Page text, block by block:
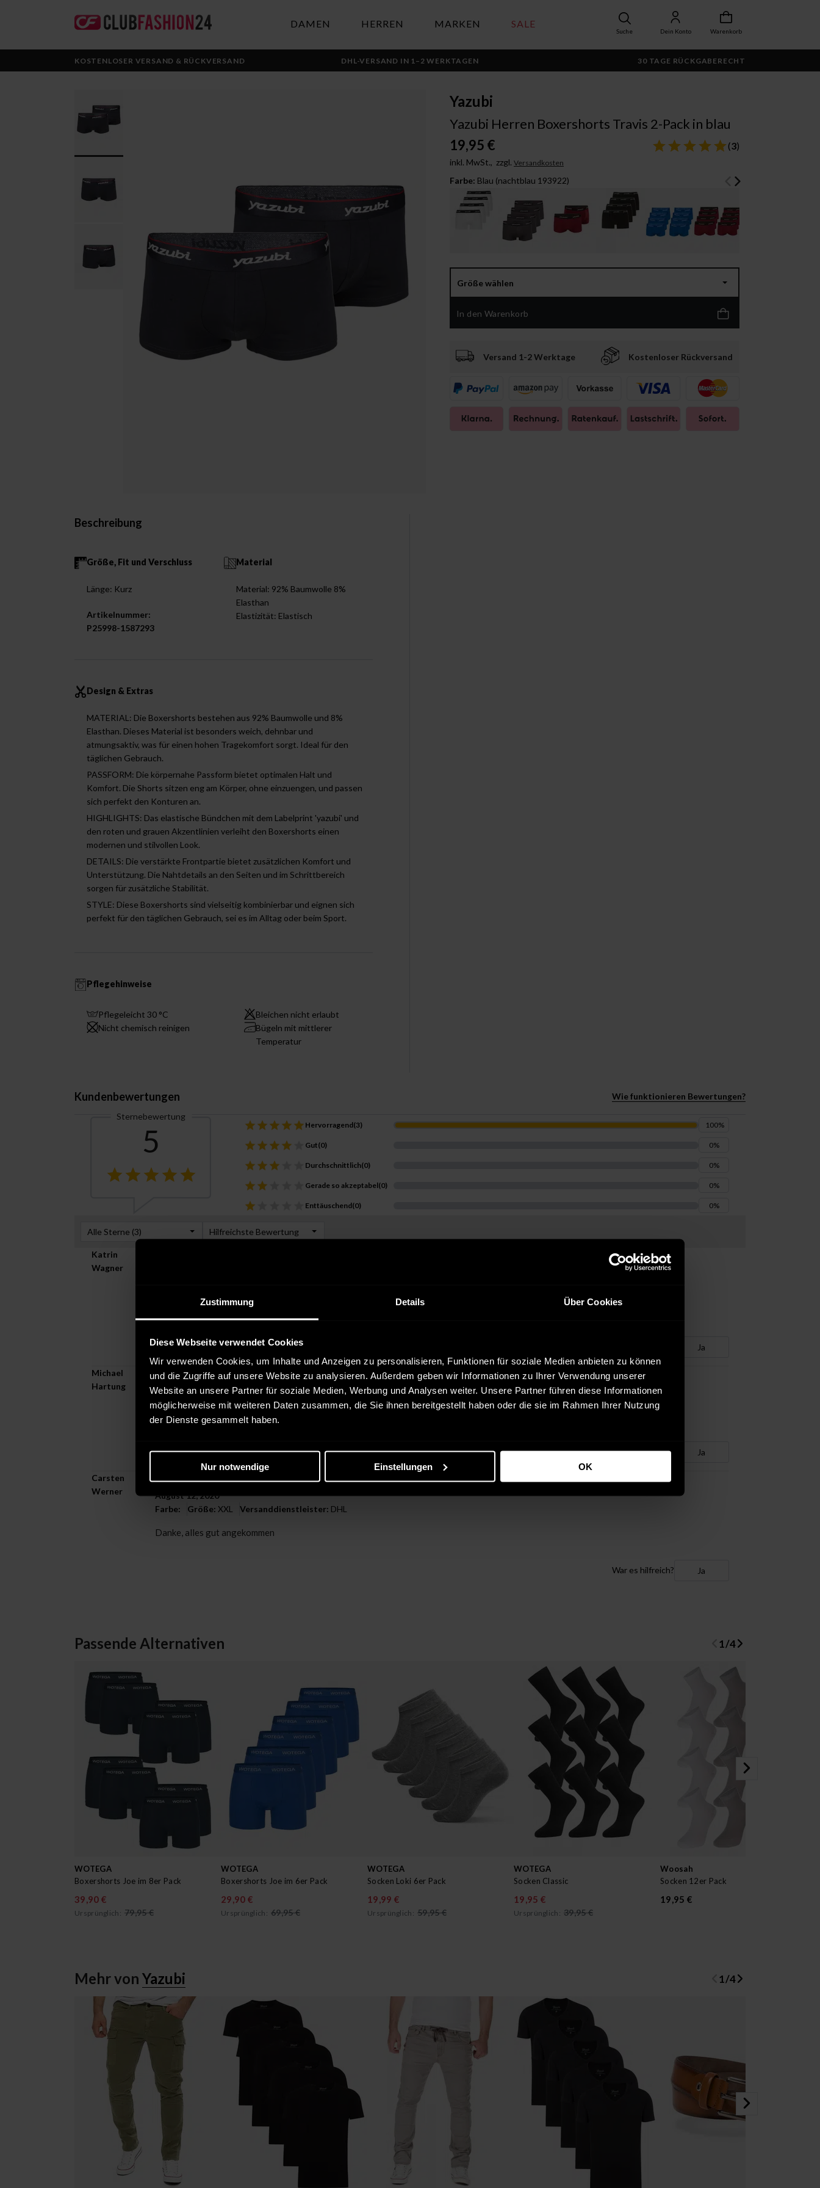
Zustimmung Details Über Cookies
Diese Webseite verwendet Cookies
Wir verwenden Cookies, um Inhalte und Anzeigen zu personalisieren, Funktionen für soziale Medien anbieten zu können
und die Zugriffe auf unsere Website zu analysieren. Außerdem geben wir Informationen zu Ihrer Verwendung unserer
Website an unsere Partner für soziale Medien, Werbung und Analysen weiter. Unsere Partner führen diese Informationen
möglicherweise mit weiteren Daten zusammen, die Sie ihnen bereitgestellt haben oder die sie im Rahmen Ihrer Nutzung
der Dienste gesammelt haben.
Nur notwendige Einstellungen OK
DAMEN HERREN MARKEN SALE
Suche Dein Konto Warenkorb
KOSTENLOSER VERSAND & RÜCKVERSAND DHL-VERSAND IN 1–2 WERKTAGEN 30 TAGE RÜCKGABERECHT
Yazubi
Yazubi Herren Boxershorts Travis 2-Pack in blau
19,95 €
inkl. MwSt., zzgl. Versandkosten
(3)
Farbe: Blau (nachtblau 193922)
Größe wählen
In den Warenkorb
Versand 1-2 Werktage Kostenloser Rückversand
Beschreibung
Größe, Fit und Verschluss
Länge: Kurz
Artikelnummer:
P25998-1587293
Material
Material: 92% Baumwolle 8%
Elasthan
Elastizität: Elastisch
Design & Extras
MATERIAL: Die Boxershorts bestehen aus 92% Baumwolle und 8%
Elasthan. Dieses Material ist besonders weich, dehnbar und
atmungsaktiv, was für einen hohen Tragekomfort sorgt. Ideal für den
täglichen Gebrauch.
PASSFORM: Die körpernahe Passform bietet optimalen Halt und
Komfort. Die Shorts sitzen eng am Körper, ohne einzuengen, und passen
sich perfekt den Konturen an.
HIGHLIGHTS: Das elastische Bündchen mit dem Labelprint 'yazubi' und
den roten und grauen Akzentlinien verleiht den Boxershorts einen
modernen und stilvollen Look.
DETAILS: Die verstärkte Frontpartie bietet zusätzlichen Komfort und
Unterstützung. Die Nahtdetails an den Seiten und im Schrittbereich
sorgen für zusätzliche Stabilität.
STYLE: Diese Boxershorts sind vielseitig kombinierbar und eignen sich
perfekt für den täglichen Gebrauch, sei es im Alltag oder beim Sport.
Pflegehinweise
Pflegeleicht 30 °C
Bleichen nicht erlaubt
Nicht chemisch reinigen
Bügeln mit mittlerer
Temperatur
Kundenbewertungen
Wie funktionieren Bewertungen?
Sternebewertung
5 Hervorragend(3) 100%
Gut(0) 0%
Durchschnittlich(0) 0%
Gerade so akzeptabel(0) 0%
Enttäuschend(0) 0%
Alle Sterne (3) Hilfreichste Bewertung
Katrin
Wagner
sehr schnelle unkomplizierte Lieferung Produkt wie vorgestellt gerne wieder
— 1 Person fand diese Informationen hilfreich — Ja
Michael
Hartung
Verifizierter Kauf
Mai 18, 2021
Farbe:
Größe: M Versanddienstleister:DHL
War es hilfreich? Ja
Carsten
Werner
August 12, 2020
Farbe:
Größe: XXL Versanddienstleister: DHL
Danke, alles gut angekommen
War es hilfreich? Ja
Passende Alternativen 1/4
WOTEGA
Boxershorts Joe im 8er Pack
39,90 €
Ursprünglich: 79,95 €
WOTEGA
Boxershorts Joe im 6er Pack
29,90 €
Ursprünglich: 69,95 €
WOTEGA
Socken Loki 6er Pack
19,99 €
Ursprünglich: 59,95 €
WOTEGA
Socken Classic
19,95 €
Ursprünglich: 39,95 €
Woosah
Socken 12er Pack
19,95 €
Mehr von Yazubi 1/4